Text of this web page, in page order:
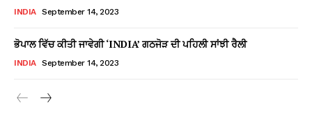
INDIA September 14, 2023
ਭੋਪਾਲ ਵਿੱਚ ਕੀਤੀ ਜਾਵੇਗੀ ‘INDIA’ ਗਠਜੋੜ ਦੀ ਪਹਿਲੀ ਸਾਂਝੀ ਰੈਲੀ
INDIA September 14, 2023